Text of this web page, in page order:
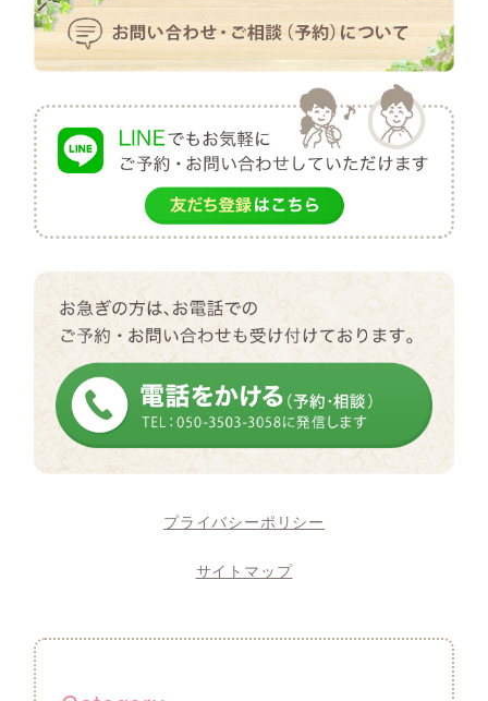
プライバシーポリシー
サイトマップ